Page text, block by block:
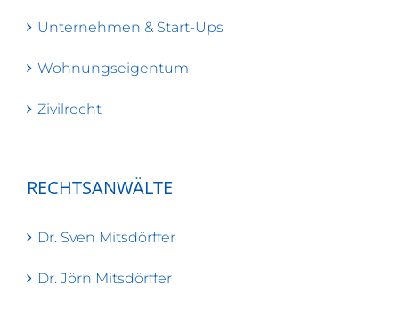
Unternehmen & Start-Ups
Wohnungseigentum
Zivilrecht
RECHTSANWÄLTE
Dr. Sven Mitsdörffer
Dr. Jörn Mitsdörffer